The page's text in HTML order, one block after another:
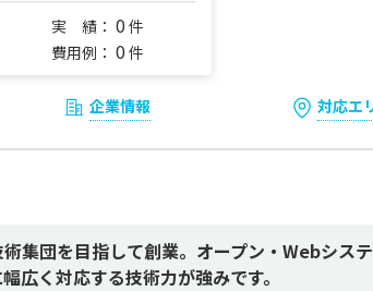
実 績： 0 件
費用例： 0 件
企業情報 対応エ
集団を目指して創業。オープン・Webシス
広く対応する技術力が強みです。